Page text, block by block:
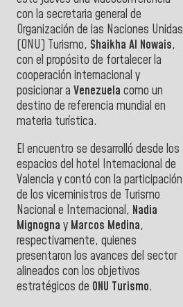
con la secretaria general de
Organización de las Naciones Unidas
(ONU) Turismo, Shaikha Al Nowais,
con el propósito de fortalecer la
cooperación internacional y
posicionar a Venezuela como un
destino de referencia mundial en
materia turística.
El encuentro se desarrolló desde los
espacios del hotel Internacional de
Valencia y contó con la participación
de los viceministros de Turismo
Nacional e Internacional, Nadia
Mignogna y Marcos Medina,
respectivamente, quienes
presentaron los avances del sector
alineados con los objetivos
estratégicos de ONU Turismo.